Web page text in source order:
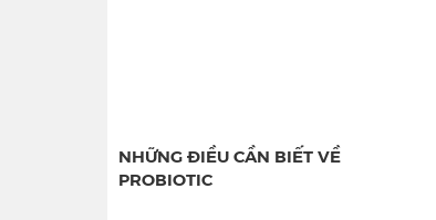
NHỮNG ĐIỀU CẦN BIẾT VỀ
PROBIOTIC